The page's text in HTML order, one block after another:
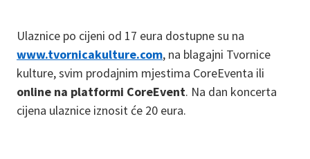
Ulaznice po cijeni od 17 eura dostupne su na
www.tvornicakulture.com, na blagajni Tvornice
kulture, svim prodajnim mjestima CoreEventa ili
online na platformi CoreEvent. Na dan koncerta
cijena ulaznice iznosit će 20 eura.